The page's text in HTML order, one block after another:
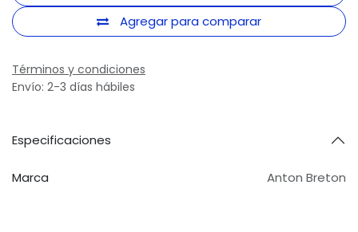
Agregar para comparar
Términos y condiciones
Envío: 2-3 días hábiles
Especificaciones
Marca Anton Breton